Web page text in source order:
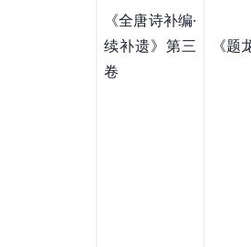
《全唐诗补编·
续补遗》第三
卷
《题